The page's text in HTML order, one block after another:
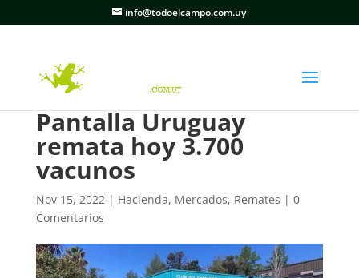
info@todoelcampo.com.uy
Pantalla Uruguay
remata hoy 3.700
vacunos
Nov 15, 2022| Hacienda, Mercados, Remates | 0
Comentarios